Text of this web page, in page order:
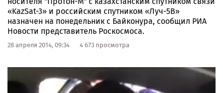
«KazSat-3» и российским спутником «Луч-5В»
назначен на понедельник с Байконура, сообщил РИА
Новости представитель Роскосмоса.
28 апреля 2014, 09:34 4 673 просмотра